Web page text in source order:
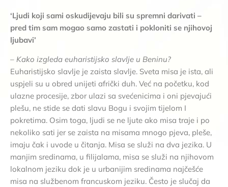
‘Ljudi koji sami oskudijevaju bili su spremni darivati –
pred tim sam mogao samo zastati i pokloniti se njihovoj
ljubavi’
– Kako izgleda euharistijsko slavlje u Beninu?
Euharistijsko slavlje je zaista slavlje. Sveta misa je ista, ali
uspjeli su u obred unijeti afrički duh. Već na početku, kod
ulazne procesije, zbor ulazi sa svećenicima i oni pjevajući
plešu, ne stide se dati slavu Bogu i svojim tijelom I
pokretima. Osim toga, ljudi se ne ljute ako misa traje i po
nekoliko sati jer se zaista na misama mnogo pjeva, pleše,
imaju čak i uvode u čitanja. Misa se služi na dva jezika. U
manjim sredinama, u filijalama, misa se služi na njihovom
lokalnom jeziku dok je u urbanijim sredinama najčešće
misa na službenom francuskom jeziku. Često je slučaj da